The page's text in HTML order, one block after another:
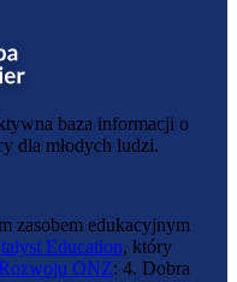
baza informacji o
dla młodych ludzi.
zasobem edukacyjnym
Education, który
ONZ: 4. Dobra